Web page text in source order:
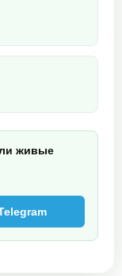
живые